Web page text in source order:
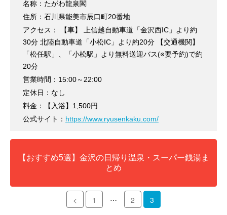
名称：たがわ龍泉閣
住所：石川県能美市辰口町20番地
アクセス： 【車】 上信越自動車道「金沢西IC」より約
30分 北陸自動車道「小松IC」より約20分 【交通機関】
「松任駅」、「小松駅」より無料送迎バス(※要予約)で約
20分
営業時間：15:00～22:00
定休日：なし
料金：【入浴】1,500円
公式サイト： https://www.ryusenkaku.com/
【おすすめ5選】金沢の日帰り温泉・スーパー銭湯ま
とめ
< 1 … 2 3